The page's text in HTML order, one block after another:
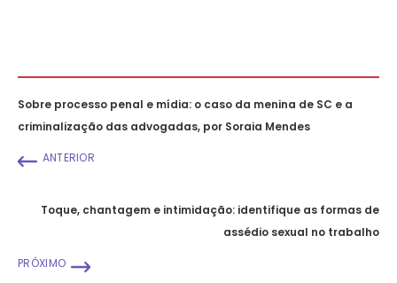
Sobre processo penal e mídia: o caso da menina de SC e a
criminalização das advogadas, por Soraia Mendes
ANTERIOR
Toque, chantagem e intimidação: identifique as formas de
assédio sexual no trabalho
PRÓXIMO